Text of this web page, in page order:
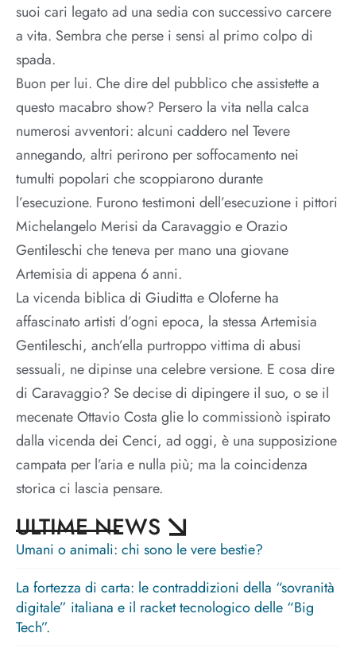
suoi cari legato ad una sedia con successivo carcere
a vita. Sembra che perse i sensi al primo colpo di
spada.
Buon per lui. Che dire del pubblico che assistette a
questo macabro show? Persero la vita nella calca
numerosi avventori: alcuni caddero nel Tevere
annegando, altri perirono per soffocamento nei
tumulti popolari che scoppiarono durante
l’esecuzione. Furono testimoni dell’esecuzione i pittori
Michelangelo Merisi da Caravaggio e Orazio
Gentileschi che teneva per mano una giovane
Artemisia di appena 6 anni.
La vicenda biblica di Giuditta e Oloferne ha
affascinato artisti d’ogni epoca, la stessa Artemisia
Gentileschi, anch’ella purtroppo vittima di abusi
sessuali, ne dipinse una celebre versione. E cosa dire
di Caravaggio? Se decise di dipingere il suo, o se il
mecenate Ottavio Costa glie lo commissionò ispirato
dalla vicenda dei Cenci, ad oggi, è una supposizione
campata per l’aria e nulla più; ma la coincidenza
storica ci lascia pensare.
ULTIME NEWS
Umani o animali: chi sono le vere bestie?
La fortezza di carta: le contraddizioni della “sovranità
digitale” italiana e il racket tecnologico delle “Big
Tech”.